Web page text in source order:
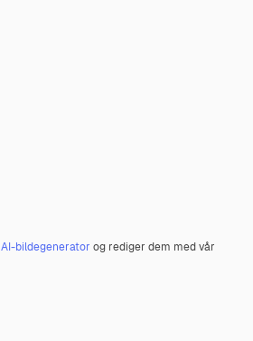
AI-bildegenerator og rediger dem med vår